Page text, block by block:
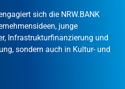
sich die NRW.BANK
junge
Infrastrukturfinanzierung und
sondern auch in Kultur- und